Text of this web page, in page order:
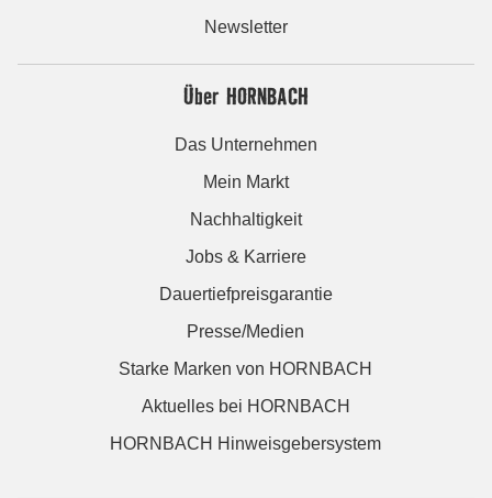
Newsletter
Über HORNBACH
Das Unternehmen
Mein Markt
Nachhaltigkeit
Jobs & Karriere
Dauertiefpreisgarantie
Presse/Medien
Starke Marken von HORNBACH
Aktuelles bei HORNBACH
HORNBACH Hinweisgebersystem